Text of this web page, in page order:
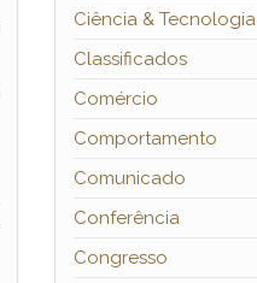
Ciência & Tecnologia
Classificados
Comércio
Comportamento
Comunicado
Conferência
Congresso